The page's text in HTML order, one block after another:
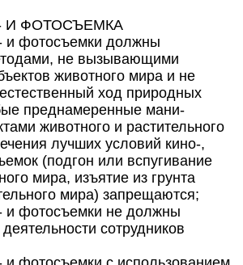
И ФОТОСЪЕМКА
и фотосъемки должны
не вызывающими
животного мира и не
ход природных
преднамеренные мани-
животного и растительного
лучших условий кино-,
(подгон или вспугивание
мира, изъятие из грунта
мира) запрещаются;
фотосъемки не должны
сотрудников